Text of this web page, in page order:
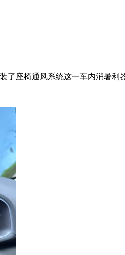
座椅通风系统这一车内消暑利